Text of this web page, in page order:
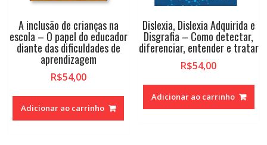
A inclusão de crianças na
escola – O papel do educador
diante das dificuldades de
aprendizagem
R$54,00
Adicionar ao carrinho
Dislexia, Dislexia Adquirida e
Disgrafia – Como detectar,
diferenciar, entender e tratar
R$54,00
Adicionar ao carrinho